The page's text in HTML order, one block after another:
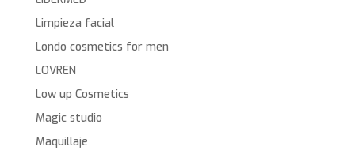
Limpieza facial
Londo cosmetics for men
LOVREN
Low up Cosmetics
Magic studio
Maquillaje